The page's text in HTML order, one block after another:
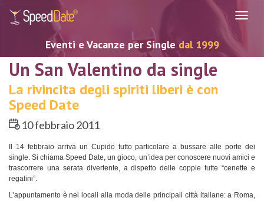
Eventi e Vacanze per Single dal 1999
Un San Valentino da single
La rivincita degli spiriti liberi è con
Speed Date
10 febbraio 2011
Il 14 febbraio arriva un Cupido tutto particolare a bussare alle porte dei
single. Si chiama Speed Date, un gioco, un’idea per conoscere nuovi amici e
trascorrere una serata divertente, a dispetto delle coppie tutte “cenette e
regalini”.
L’appuntamento è nei locali alla moda delle principali città italiane: a Roma,